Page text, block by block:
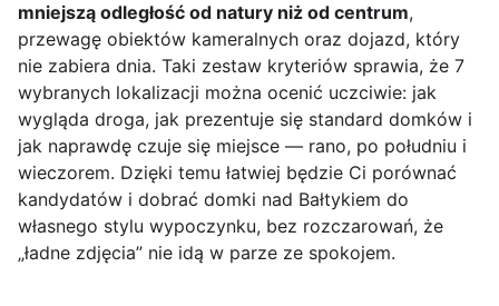
mniejszą odległość od natury niż od centrum,
przewagę obiektów kameralnych oraz dojazd, który
nie zabiera dnia. Taki zestaw kryteriów sprawia, że 7
wybranych lokalizacji można ocenić uczciwie: jak
wygląda droga, jak prezentuje się standard domków i
jak naprawdę czuje się miejsce — rano, po południu i
wieczorem. Dzięki temu łatwiej będzie Ci porównać
kandydatów i dobrać domki nad Bałtykiem do
własnego stylu wypoczynku, bez rozczarowań, że
„ładne zdjęcia” nie idą w parze ze spokojem.